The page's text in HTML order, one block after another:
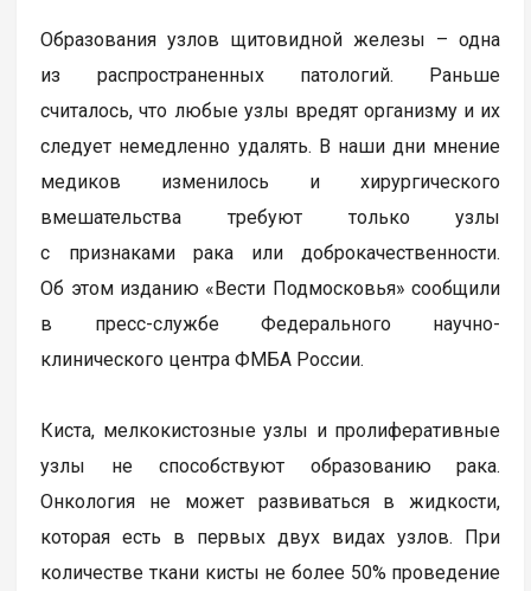
Образования узлов щитовидной железы – одна
из распространенных патологий. Раньше
считалось, что любые узлы вредят организму и их
следует немедленно удалять. В наши дни мнение
медиков изменилось и хирургического
вмешательства требуют только узлы
с признаками рака или доброкачественности.
Об этом изданию «Вести Подмосковья» сообщили
в пресс-службе Федерального научно-
клинического центра ФМБА России.
Киста, мелкокистозные узлы и пролиферативные
узлы не способствуют образованию рака.
Онкология не может развиваться в жидкости,
которая есть в первых двух видах узлов. При
количестве ткани кисты не более 50% проведение